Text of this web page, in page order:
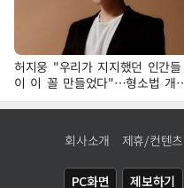
허지웅 "우리가 지지했던 인간들
이 이 꼴 만들었다"…형소법 개
에 격한 반응
회사소개 제휴/컨텐
PC화면 제보하기